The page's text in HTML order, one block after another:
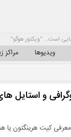
است... "ویکتور هوگو"
ویدیوها مراکز
و استایل
کیت هرینگتون یا